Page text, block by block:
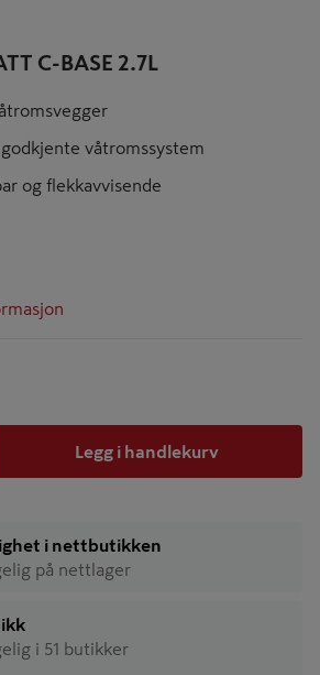
C-BASE 2.7L
våtromssystem
og flekkavvisende
Legg i handlekurv
i nettbutikken
på nettlager
i 51 butikker